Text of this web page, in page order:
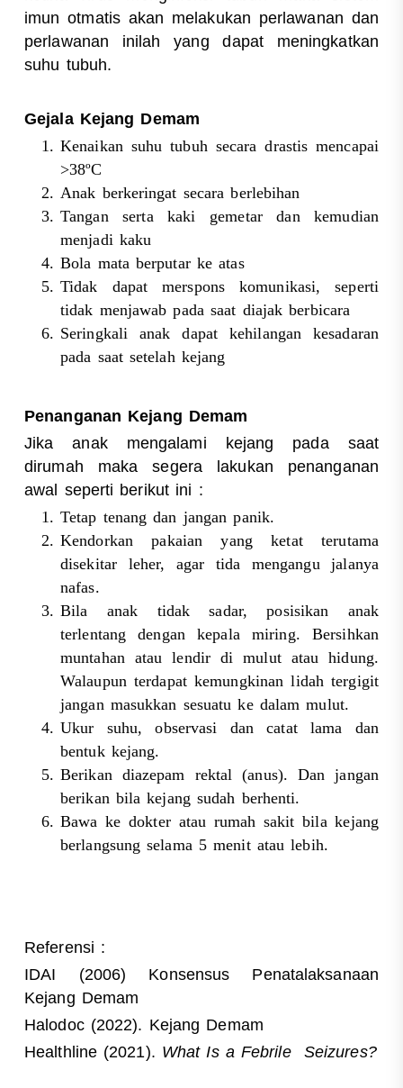
imun otmatis akan melakukan perlawanan dan
perlawanan inilah yang dapat meningkatkan
suhu tubuh.
Gejala Kejang Demam
Kenaikan suhu tubuh secara drastis mencapai
>38ºC
Anak berkeringat secara berlebihan
Tangan serta kaki gemetar dan kemudian
menjadi kaku
Bola mata berputar ke atas
Tidak dapat merspons komunikasi, seperti
tidak menjawab pada saat diajak berbicara
Seringkali anak dapat kehilangan kesadaran
pada saat setelah kejang
Penanganan Kejang Demam
Jika anak mengalami kejang pada saat
dirumah maka segera lakukan penanganan
awal seperti berikut ini :
Tetap tenang dan jangan panik.
Kendorkan pakaian yang ketat terutama
disekitar leher, agar tida mengangu jalanya
nafas.
Bila anak tidak sadar, posisikan anak
terlentang dengan kepala miring. Bersihkan
muntahan atau lendir di mulut atau hidung.
Walaupun terdapat kemungkinan lidah tergigit
jangan masukkan sesuatu ke dalam mulut.
Ukur suhu, observasi dan catat lama dan
bentuk kejang.
Berikan diazepam rektal (anus). Dan jangan
berikan bila kejang sudah berhenti.
Bawa ke dokter atau rumah sakit bila kejang
berlangsung selama 5 menit atau lebih.
Referensi :
IDAI (2006) Konsensus Penatalaksanaan
Kejang Demam
Halodoc (2022). Kejang Demam
Healthline (2021). What Is a Febrile Seizures?